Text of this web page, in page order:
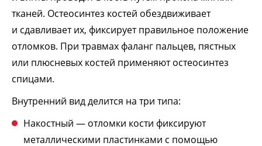
тканей. Остеосинтез костей обездвиживает
и сдавливает их, фиксирует правильное положение
отломков. При травмах фаланг пальцев, пястных
или плюсневых костей применяют остеосинтез
спицами.
Внутренний вид делится на три типа:
Накостный — отломки кости фиксируют
металлическими пластинками с помощью